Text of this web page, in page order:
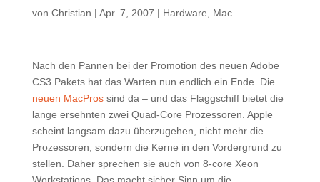
von Christian | Apr. 7, 2007 | Hardware Mac
Nach den Pannen bei der Promotion des neuen Adobe
CS3 Pakets hat das Warten nun endlich ein Ende. Die
neuen MacProssind da – und das Flaggschiff bietet die
lange ersehnten zwei Quad-Core Prozessoren. Apple
scheint langsam dazu überzugehen, nicht mehr die
Prozessoren, sondern die Kerne in den Vordergrund zu
stellen. Daher sprechen sie auch von 8-core Xeon